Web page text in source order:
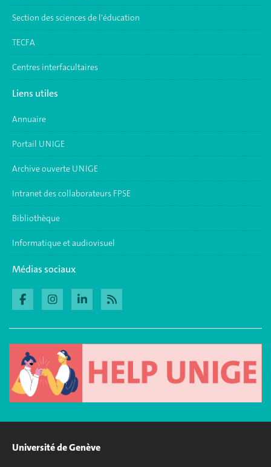
Section des sciences de l'éducation
TECFA
Centres interfacultaires
Liens utiles
Annuaire
Portail UNIGE
Archive ouverte UNIGE
Intranet des collaborateurs FPSE
Bibliothèque
Informatique et audiovisuel
Médias sociaux
Université de Genève